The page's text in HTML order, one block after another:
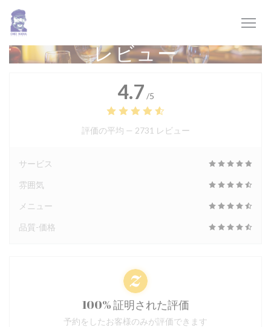
クッキー利用の管理について
レビュー
4.7 /5
評価の平均 — 2731 レビュー
サービス
雰囲気
メニュー
品質-価格
100% 証明された評価
予約をしたお客様のみが評価できます